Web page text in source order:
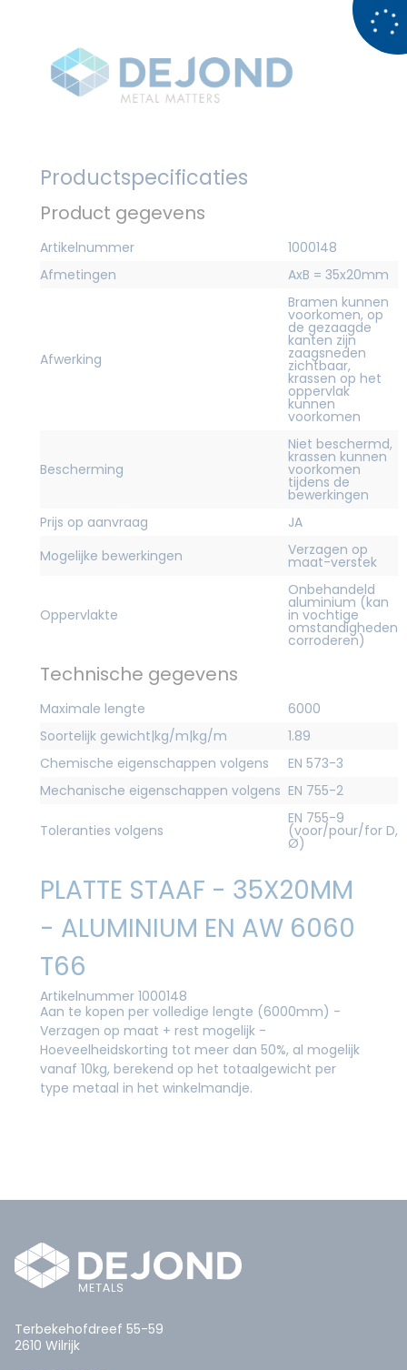
Productspecificaties
Product gegevens
Artikelnummer
1000148
Afmetingen
AxB = 35x20mm
Afwerking
Bramen kunnen
voorkomen, op
de gezaagde
kanten zijn
zaagsneden
zichtbaar,
krassen op het
oppervlak
kunnen
voorkomen
Bescherming
Niet beschermd,
krassen kunnen
voorkomen
tijdens de
bewerkingen
Prijs op aanvraag
JA
Mogelijke bewerkingen
Verzagen op
maat-verstek
Oppervlakte
Onbehandeld
aluminium (kan
in vochtige
omstandigheden
corroderen)
Technische gegevens
Maximale lengte
6000
Soortelijk gewicht|kg/m|kg/m
1.89
Chemische eigenschappen volgens
EN 573-3
Mechanische eigenschappen volgens EN 755-2
Toleranties volgens
EN 755-9
(voor/pour/for D,
Ø)
PLATTE STAAF - 35X20MM
- ALUMINIUM EN AW 6060
T66
Artikelnummer 1000148
Aan te kopen per volledige lengte (6000mm) -
Verzagen op maat + rest mogelijk -
Hoeveelheidskorting tot meer dan 50%, al mogelijk
vanaf 10kg, berekend op het totaalgewicht per
type metaal in het winkelmandje.
Terbekehofdreef 55-59
2610 Wilrijk